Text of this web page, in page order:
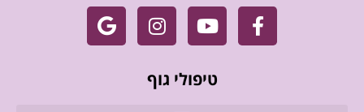
טיפולי גוף